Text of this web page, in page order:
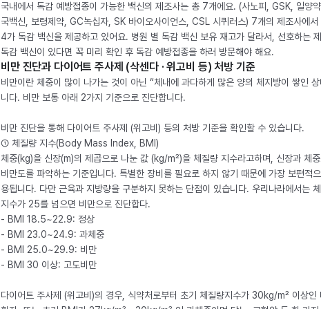
국내에서 독감 예방접종이 가능한 백신의 제조사는 총 7개에요. (사노피, GSK, 일양
국백신, 보령제약, GC녹십자, SK 바이오사이언스, CSL 시퀴러스) 7개의 제조사에서
4가 독감 백신을 제공하고 있어요. 병원 별 독감 백신 보유 재고가 달라서, 선호하는
독감 백신이 있다면 꼭 미리 확인 후 독감 예방접종을 하러 방문해야 해요.
비만 진단과 다이어트 주사제 (삭센다 · 위고비 등) 처방 기준
비만이란 체중이 많이 나가는 것이 아닌 “체내에 과다하게 많은 양의 체지방이 쌓인
니다. 비만 보통 아래 2가지 기준으로 진단합니다.
비만 진단을 통해 다이어트 주사제 (위고비) 등의 처방 기준을 확인할 수 있습니다.
① 체질량 지수(Body Mass Index, BMI)
체중(kg)을 신장(m)의 제곱으로 나눈 값 (kg/m²)을 체질량 지수라고하며, 신장과 체
비만도를 파악하는 기준입니다. 특별한 장비를 필요로 하지 않기 때문에 가장 보편적
용됩니다. 다만 근육과 지방량을 구분하지 못하는 단점이 있습니다. 우리나라에서는
지수가 25를 넘으면 비만으로 진단합다.
- BMI 18.5~22.9: 정상
- BMI 23.0~24.9: 과체중
- BMI 25.0~29.9: 비만
- BMI 30 이상: 고도비만
다이어트 주사제 (위고비)의 경우, 식약처로부터 초기 체질량지수가 30kg/m² 이상인